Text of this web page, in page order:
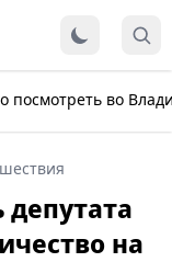
посмотреть во
на